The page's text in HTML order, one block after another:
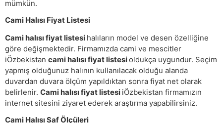
mümkün.
Cami Halısı Fiyat Listesi
Cami halısı fiyat listesi halıların model ve desen özelliğine
göre değişmektedir. Firmamızda cami ve mescitler
iÖzbekistan cami halısı fiyat listesioldukça uygundur. Seçim
yapmış olduğunuz halının kullanılacak olduğu alanda
duvardan duvara ölçüm yapıldıktan sonra fiyat net olarak
belirlenir. Cami halısı fiyat listesi iÖzbekistan firmamızın
internet sitesini ziyaret ederek araştırma yapabilirsiniz.
Cami Halısı Saf Ölçüleri